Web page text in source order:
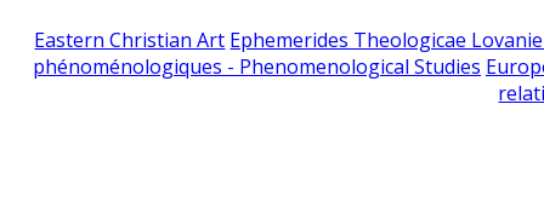
Eastern Christian Art Ephemerides Theologicae
phénoménologiques - Phenomenological Studies